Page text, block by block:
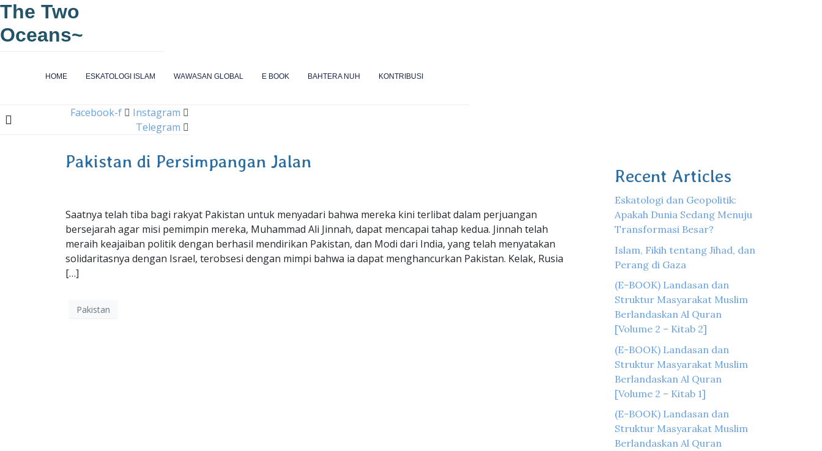
The Two
Oceans~
HOME ESKATOLOGI ISLAM WAWASAN GLOBAL E BOOK BAHTERA NUH KONTRIBUSI
Facebook-f
Instagram
Telegram
Pakistan di Persimpangan Jalan
Saatnya telah tiba bagi rakyat Pakistan untuk menyadari bahwa mereka kini terlibat dalam perjuangan
bersejarah agar misi pemimpin mereka, Muhammad Ali Jinnah, dapat mencapai tahap kedua. Jinnah telah
meraih keajaiban politik dengan berhasil mendirikan Pakistan, dan Modi dari India, yang telah menyatakan
solidaritasnya dengan Israel, terobsesi dengan mimpi bahwa ia dapat menghancurkan Pakistan. Kelak, Rusia
[…]
Pakistan
Recent Articles
Eskatologi dan Geopolitik:
Apakah Dunia Sedang Menuju
Transformasi Besar?
Islam, Fikih tentang Jihad, dan
Perang di Gaza
(E-BOOK) Landasan dan
Struktur Masyarakat Muslim
Berlandaskan Al Quran
[Volume 2 – Kitab 2]
(E-BOOK) Landasan dan
Struktur Masyarakat Muslim
Berlandaskan Al Quran
[Volume 2 – Kitab 1]
(E-BOOK) Landasan dan
Struktur Masyarakat Muslim
Berlandaskan Al Quran